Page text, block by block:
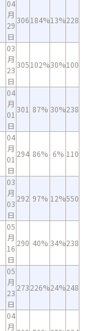
04
月
29
日
306184%13%228
03
月
23
日
305102%30%100
04
月
01
日
301 87% 30%238
04
月
01
日
294 86% 6% 110
03
月
03
日
292 97% 12%550
05
月
16
日
290 40% 34%238
05
月
23
日
273226%24%248
04
月